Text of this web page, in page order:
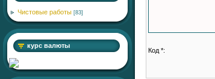
Чистовые работы [83]
курс валюты
Код *: